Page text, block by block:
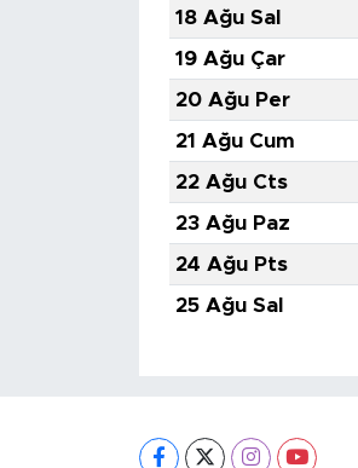
18 Ağu Sal
19 Ağu Çar
20 Ağu Per
21 Ağu Cum
22 Ağu Cts
23 Ağu Paz
24 Ağu Pts
25 Ağu Sal